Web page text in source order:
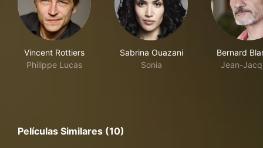
Vincent Rottiers
Philippe Lucas
Sabrina Ouazani
Sonia
Bernard
Jean-
Películas Similares (10)